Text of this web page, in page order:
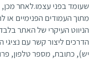
שעומד בפני עצמו.לאחר
מתוך העמודים הפנימיים או
הניווט העיקרי של האתר
הדרכים ליצור קשר עם
יש), כתובת, מספר טלפון,